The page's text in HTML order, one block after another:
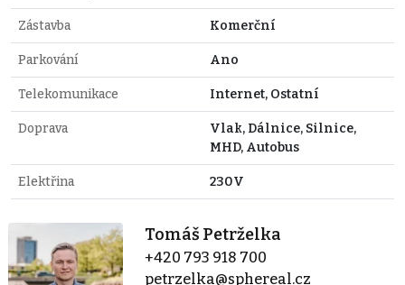
Zástavba Komerční
Parkování Ano
Telekomunikace Internet, Ostatní
Doprava
Vlak, Dálnice, Silnice,
MHD, Autobus
Elektřina 230V
Tomáš Petrželka
+420 793 918 700
petrzelka@sphereal.cz